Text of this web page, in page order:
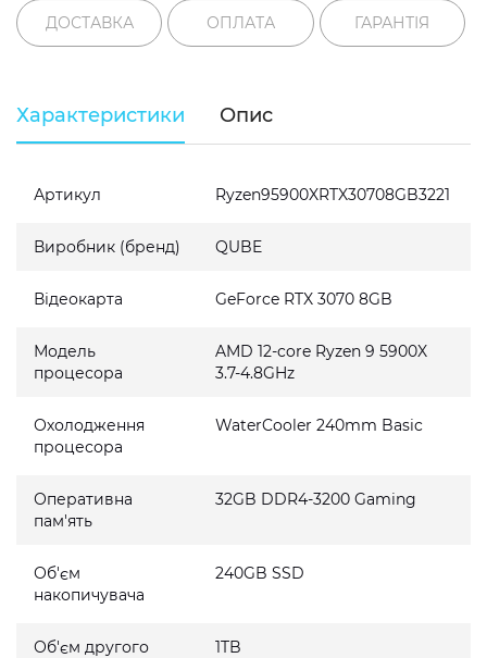
ДОСТАВКА ОПЛАТА ГАРАНТІЯ
Характеристики Опис
Артикул Ryzen95900XRTX30708GB3221
Виробник (бренд) QUBE
Відеокарта GeForce RTX 3070 8GB
Модель
процесора
AMD 12-core Ryzen 9 5900X
3.7-4.8GHz
Охолодження
процесора
WaterCooler 240mm Basic
Оперативна
пам'ять
32GB DDR4-3200 Gaming
Об'єм
накопичувача
240GB SSD
Об'єм другого
1TB